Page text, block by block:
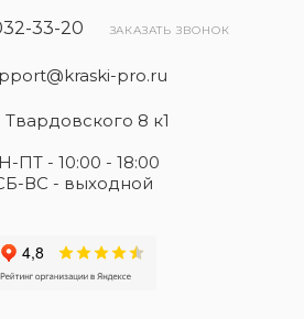
33-20 ЗАКАЗАТЬ ЗВОНОК
pro.ru
Твардовского 8 к1
ПТ - 10:00 - 18:00
ВС - выходной